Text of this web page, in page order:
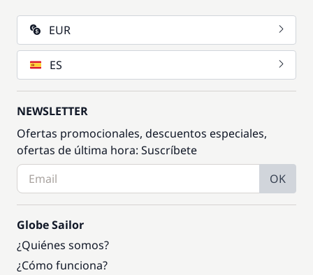
EUR
ES
NEWSLETTER
Ofertas promocionales, descuentos especiales,
ofertas de última hora: Suscríbete
OK
Globe Sailor
¿Quiénes somos?
¿Cómo funciona?